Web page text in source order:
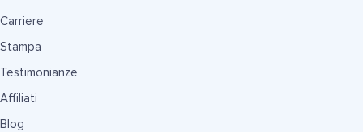
Carriere
Stampa
Testimonianze
Affiliati
Blog